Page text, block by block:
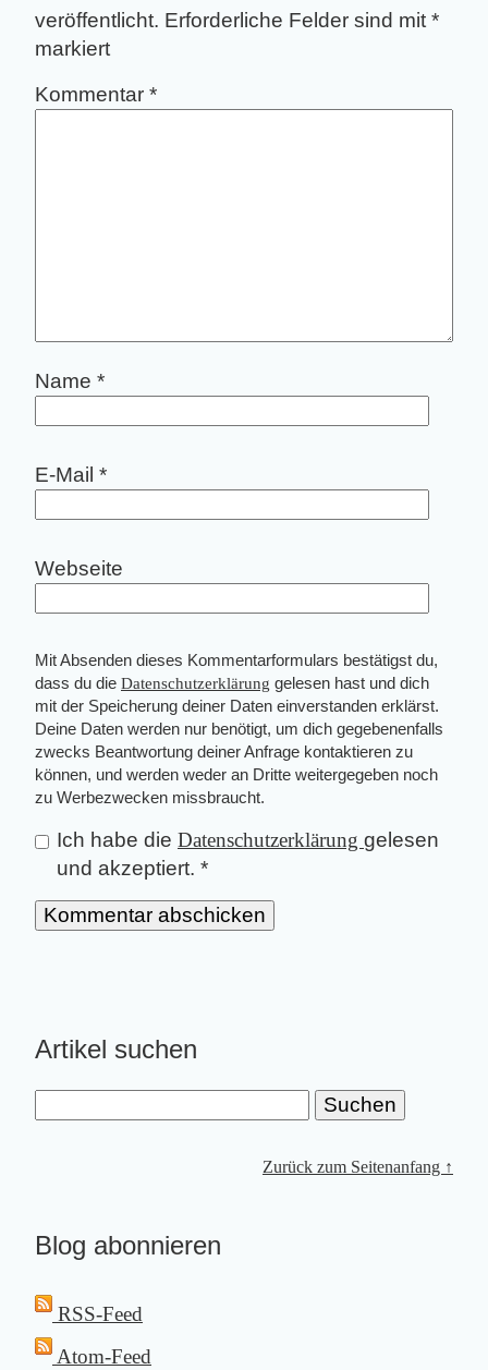
veröffentlicht. Erforderliche Felder sind mit *
markiert
Kommentar *
Name *
E-Mail *
Webseite
Mit Absenden dieses Kommentarformulars bestätigst du,
dass du die Datenschutzerklärung gelesen hast und dich
mit der Speicherung deiner Daten einverstanden erklärst.
Deine Daten werden nur benötigt, um dich gegebenenfalls
zwecks Beantwortung deiner Anfrage kontaktieren zu
können, und werden weder an Dritte weitergegeben noch
zu Werbezwecken missbraucht.
Ich habe die Datenschutzerklärung gelesen
und akzeptiert. *
Artikel suchen
Zurück zum Seitenanfang ↑
Blog abonnieren
RSS-Feed
Atom-Feed